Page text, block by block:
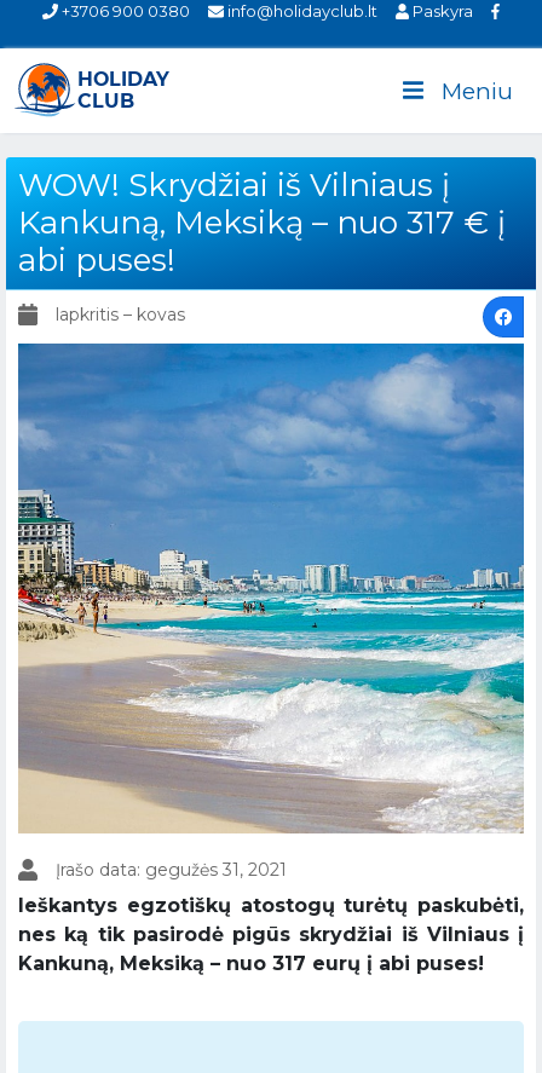
+3706 900 0380 info@holidayclub.lt Paskyra
Meniu
WOW! Skrydžiai iš Vilniaus į
Kankuną, Meksiką – nuo 317 € į
abi puses!
lapkritis – kovas
Įrašo data: gegužės 31, 2021
Ieškantys egzotiškų atostogų turėtų paskubėti,
nes ką tik pasirodė pigūs skrydžiai iš Vilniaus į
Kankuną, Meksiką – nuo 317 eurų į abi puses!